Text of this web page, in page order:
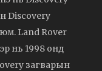
Discovery
Land Rover
нь 1998 онд
загварын